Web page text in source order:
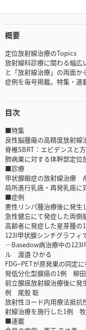
概要
定位放射線治療のTopics
放射線科診療に関わる幅広
と「放射線治療」の両面か
症例を毎号掲載。特集・連
目次
■特集
良性脳腫瘍の高精度放射
脊椎SBRT：エビデンスと
肺病巣に対する体幹部定
■診療
甲状腺眼症の放射線治療
局所進行乳癌・再発乳癌
■症例
悪性リンパ腫治療後に発
急性健忘にて発症した両
高齢者に発症した星芽腫
123I甲状腺シンチグラフ
―Basedow病治療中の123I
ル 渡邉 ひかる
FDGｰPETが原発巣の同定
発低分化型腺癌の1例 柳
前立腺癌放射線治療後に
例 尾股 聡
放射性ヨード内用療法抵抗
射線治療を施行した1例
■連載